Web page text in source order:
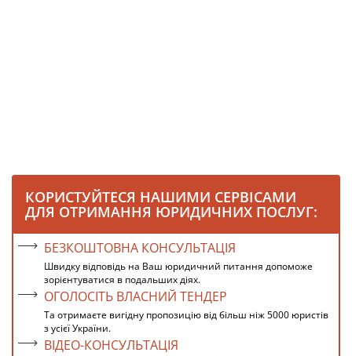
КОРИСТУЙТЕСЯ НАШИМИ СЕРВІСАМИ
ДЛЯ ОТРИМАННЯ ЮРИДИЧНИХ ПОСЛУГ:
БЕЗКОШТОВНА КОНСУЛЬТАЦІЯ
Швидку відповідь на Ваш юридичний питання допоможе
зорієнтуватися в подальших діях.
ОГОЛОСІТЬ ВЛАСНИЙ ТЕНДЕР
Та отримаєте вигідну пропозицію від більш ніж 5000 юристів
з усієї України.
ВІДЕО-КОНСУЛЬТАЦІЯ